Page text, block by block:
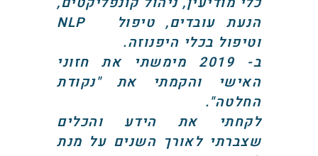
הנעת עובדים, טיפול NLP
וטיפול בכלי היפנוזה.
ב- 2019 מימשתי את חזוני
האישי והקמתי את "נקודת
החלטה".
לקחתי את הידע והכלים
שצברתי לאורך השנים על מנת